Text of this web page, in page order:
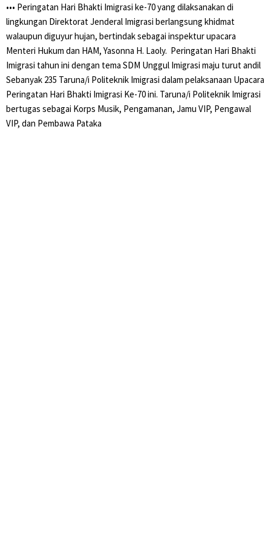
•••⁣ Peringatan Hari Bhakti Imigrasi ke-70 yang dilaksanakan di
lingkungan Direktorat Jenderal Imigrasi berlangsung khidmat
walaupun diguyur hujan, bertindak sebagai inspektur upacara
Menteri Hukum dan HAM, Yasonna H. Laoly.⁣ ⁣ Peringatan Hari Bhakti
Imigrasi tahun ini dengan tema SDM Unggul Imigrasi maju turut andil
Sebanyak 235 Taruna/i Politeknik Imigrasi dalam pelaksanaan Upacara
Peringatan Hari Bhakti Imigrasi Ke-70 ini. Taruna/i Politeknik Imigrasi
bertugas sebagai Korps Musik, Pengamanan, Jamu VIP, Pengawal
VIP, dan Pembawa Pataka⁣ ⁣